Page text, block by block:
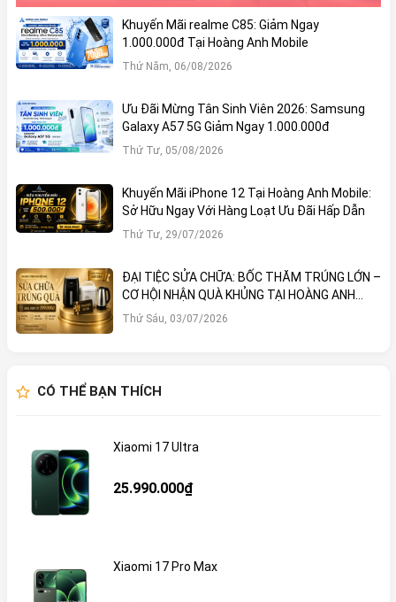
Khuyến Mãi realme C85: Giảm Ngay
1.000.000đ Tại Hoàng Anh Mobile
Thứ Năm, 06/08/2026
Ưu Đãi Mừng Tân Sinh Viên 2026: Samsung
Galaxy A57 5G Giảm Ngay 1.000.000đ
Thứ Tư, 05/08/2026
Khuyến Mãi iPhone 12 Tại Hoàng Anh Mobile:
Sở Hữu Ngay Với Hàng Loạt Ưu Đãi Hấp Dẫn
Thứ Tư, 29/07/2026
ĐẠI TIỆC SỬA CHỮA: BỐC THĂM TRÚNG LỚN –
CƠ HỘI NHẬN QUÀ KHỦNG TẠI HOÀNG ANH
MOBILE
Thứ Sáu, 03/07/2026
CÓ THỂ BẠN THÍCH
Xiaomi 17 Ultra
25.990.000₫
Xiaomi 17 Pro Max